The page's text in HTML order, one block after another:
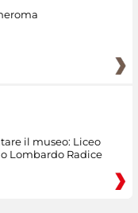
il museo: Liceo
Lombardo Radice